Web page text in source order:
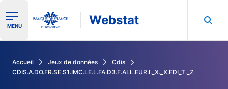
Ouvrir le menu de navigation
MENU Webstat
Accueil Jeux de données
Cdis
CDIS.A.DO.FR.SE.S1.IMC.LE.L.FA.D3.F.ALL.EUR.I._X._X.FDI_T._Z